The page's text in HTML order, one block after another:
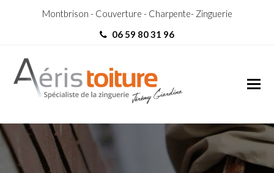
Montbrison - Couverture - Charpente- Zinguerie
06 59 80 31 96
Toit-Terrasse Ouches